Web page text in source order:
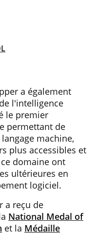
a également
l'intelligence
le premier
permettant de
machine,
plus accessibles et
domaine ont
ultérieures en
logiciel.
a reçu de
National Medal of
et la Médaille